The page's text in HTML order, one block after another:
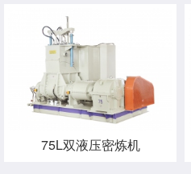
75L双液压密炼机